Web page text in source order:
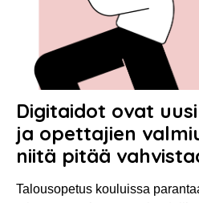
Digitaidot ovat
ja opettajien
niitä pitää
Talousopetus kouluissa